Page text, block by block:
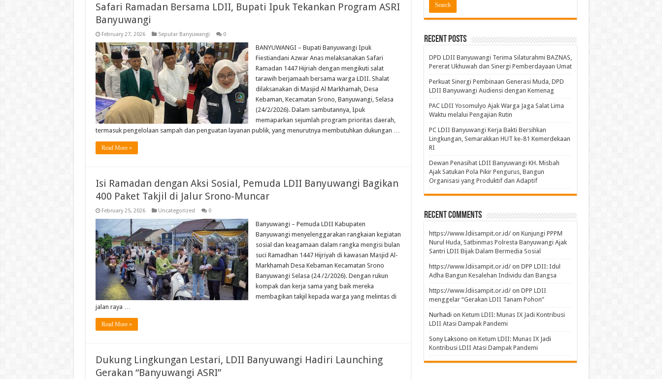
Safari Ramadan Bersama LDII, Bupati Ipuk Tekankan Program ASRI
Banyuwangi
February 27, 2026 Seputar Banyuwangi 0
BANYUWANGI – Bupati Banyuwangi Ipuk
Fiestiandani Azwar Anas melaksanakan Safari
Ramadan 1447 Hijriah dengan mengikuti salat
tarawih berjamaah bersama warga LDII. Shalat
dilaksanakan di Masjid Al Markhamah, Desa
Kebaman, Kecamatan Srono, Banyuwangi, Selasa
(24/2/2026). Dalam sambutannya, Ipuk
memaparkan sejumlah program prioritas daerah,
termasuk pengelolaan sampah dan penguatan layanan publik, yang menurutnya membutuhkan dukungan …
Read More »
Isi Ramadan dengan Aksi Sosial, Pemuda LDII Banyuwangi Bagikan
400 Paket Takjil di Jalur Srono-Muncar
February 25, 2026 Uncategorized 0
Banyuwangi – Pemuda LDII Kabupaten
Banyuwangi menyelenggarakan rangkaian kegiatan
sosial dan keagamaan dalam rangka mengisi bulan
suci Ramadhan 1447 Hijriyah di kawasan Masjid Al-
Markhamah Desa Kebaman Kecamatan Srono
Banyuwangi Selasa (24 /2/2026). Dengan rukun
kompak dan kerja sama yang baik mereka
membagikan takjil kepada warga yang melintas di
jalan raya …
Read More »
Dukung Lingkungan Lestari, LDII Banyuwangi Hadiri Launching
Gerakan “Banyuwangi ASRI”
Recent Posts
DPD LDII Banyuwangi Terima Silaturahmi BAZNAS,
Pererat Ukhuwah dan Sinergi Pemberdayaan Umat
Perkuat Sinergi Pembinaan Generasi Muda, DPD
LDII Banyuwangi Audiensi dengan Kemenag
PAC LDII Yosomulyo Ajak Warga Jaga Salat Lima
Waktu melalui Pengajian Rutin
PC LDII Banyuwangi Kerja Bakti Bersihkan
Lingkungan, Semarakkan HUT ke-81 Kemerdekaan
RI
Dewan Penasihat LDII Banyuwangi KH. Misbah
Ajak Satukan Pola Pikir Pengurus, Bangun
Organisasi yang Produktif dan Adaptif
Recent Comments
https://www.ldiisampit.or.id/on Kunjungi PPPM
Nurul Huda, Satbinmas Polresta Banyuwangi Ajak
Santri LDII Bijak Dalam Bermedia Sosial
https://www.ldiisampit.or.id/on DPP LDII: Idul
Adha Bangun Kesalehan Individu dan Bangsa
https://www.ldiisampit.or.id/on DPP LDII
menggelar “Gerakan LDII Tanam Pohon”
Nurhadi on Ketum LDII: Munas IX Jadi Kontribusi
LDII Atasi Dampak Pandemi
Sony Laksono on Ketum LDII: Munas IX Jadi
Kontribusi LDII Atasi Dampak Pandemi